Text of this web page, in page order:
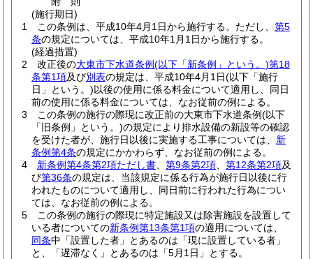
(施行期日)
1
この条例は、平成10年4月1日から施行する。 ただし、 第5
条の規定については、平成10年1月1日から施行する。
(経過措置)
2
改正後の大東市下水道条例(以下「新条例」という。)第18
条第1項及び別表の規定は、平成10年4月1日(以下「施行
日」という。)以後の使用に係る料金について適用し、同日
前の使用に係る料金については、なお従前の例による。
3
この条例の施行の際現に改正前の大東市下水道条例(以下
「旧条例」という。)の規定により排水設備の新設等の確認
を受けた者が、施行日以後に実施する工事については、 新
条例第4条の規定にかかわらず、なお従前の例による。
4
新条例第4条第2項ただし書 第9条第2項 第12条第2項及
び第36条の規定は、当該規定に係る行為が施行日以後に行
われたものについて適用し、同日前に行われた行為につい
ては、なお従前の例による。
5
この条例の施行の際現に特定施設又は除害施設を設置して
いる者についての新条例第13条第1項の適用については、
同条中「設置した者」とあるのは「現に設置している者」
と、「遅滞なく」とあるのは「5月1日」とする。